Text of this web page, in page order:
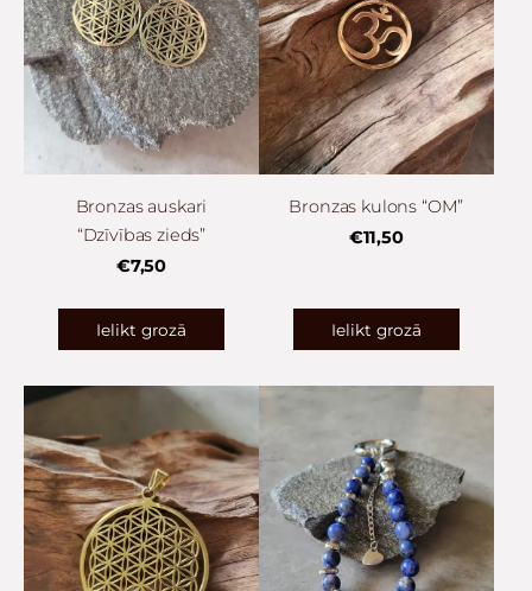
Bronzas auskari
“Dzīvības zieds”
€7,50
Ielikt grozā
Bronzas kulons “OM”
€11,50
Ielikt grozā